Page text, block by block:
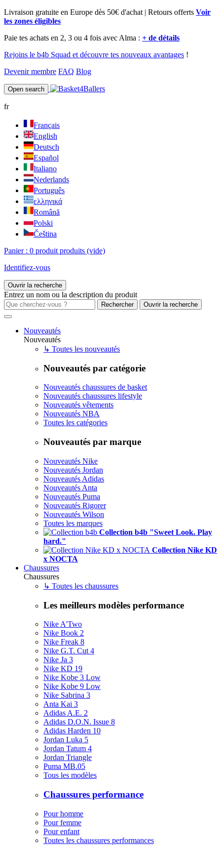
Livraison gratuite en Europe dès 50€ d'achat | Retours offerts Voir
les zones éligibles
Paie tes achats en 2, 3 ou 4 fois avec Alma : + de détails
Rejoins le b4b Squad et découvre tes nouveaux avantages !
Devenir membre FAQ Blog
Open search
fr
Français
English
Deutsch
Español
Italiano
Nederlands
Português
ελληνικά
Română
Polski
Čeština
Panier : 0 produit produits (vide)
Identifiez-vous
Ouvrir la recherche
Entrez un nom ou la description du produit
Ouvrir la recherche
Nouveautés
Nouveautés
↳ Toutes les nouveautés
Nouveautés par catégorie
Nouveautés chaussures de basket
Nouveautés chaussures lifestyle
Nouveautés vêtements
Nouveautés NBA
Toutes les catégories
Nouveautés par marque
Nouveautés Nike
Nouveautés Jordan
Nouveautés Adidas
Nouveautés Anta
Nouveautés Puma
Nouveautés Rigorer
Nouveautés Wilson
Toutes les marques
Collection b4b "Sweet Look. Play
hard."
Collection Nike KD
x NOCTA
Chaussures
Chaussures
↳ Toutes les chaussures
Les meilleurs modèles performance
Nike A'Two
Nike Book 2
Nike Freak 8
Nike G.T. Cut 4
Nike Ja 3
Nike KD 19
Nike Kobe 3 Low
Nike Kobe 9 Low
Nike Sabrina 3
Anta Kai 3
Adidas A.E. 2
Adidas D.O.N. Issue 8
Adidas Harden 10
Jordan Luka 5
Jordan Tatum 4
Jordan Triangle
Puma MB.05
Tous les modèles
Chaussures performance
Pour homme
Pour femme
Pour enfant
Toutes les chaussures performances